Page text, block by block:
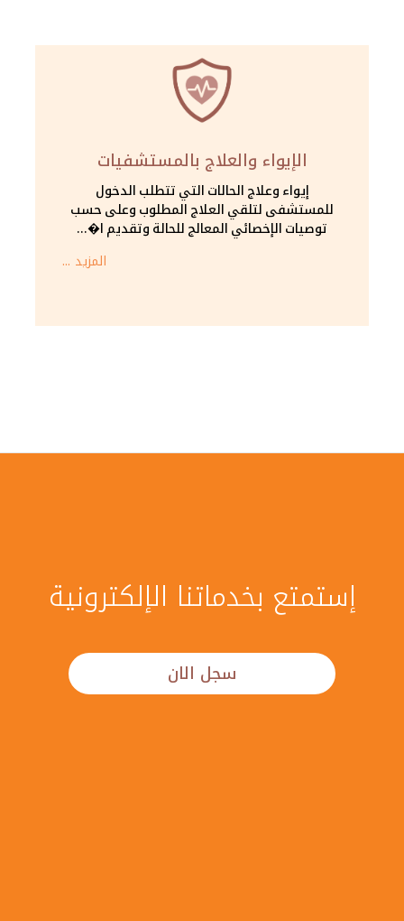
الإيواء والعلاج بالمستشفيات
إيواء وعلاج الحالات التي تتطلب الدخول
للمستشفى لتلقي العلاج المطلوب وعلى حسب
توصيات الإخصائي المعالج للحالة وتقديم ا�...
المزيد ...
إستمتع بخدماتنا الإلكترونية
سجل الان